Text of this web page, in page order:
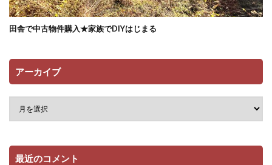
田舎で中古物件購入★家族でDIYはじまる
アーカイブ
最近のコメント